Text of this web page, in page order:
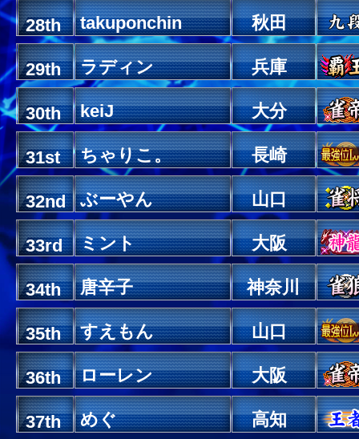
28th takuponchin 秋田
29th ラディン 兵庫
30th keiJ 大分
31st ちゃりこ。 長崎
32nd ぶーやん 山口
33rd ミント 大阪
34th 唐辛子 神奈川
35th すえもん 山口
36th ローレン 大阪
37th めぐ 高知